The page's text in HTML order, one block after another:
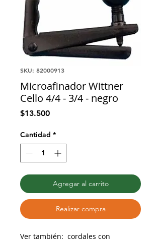
SKU: 82000913
Microafinador Wittner
Cello 4/4 - 3/4 - negro
$13.500Precio
Cantidad *
Agregar al carrito
Realizar compra
Ver también: cordales con